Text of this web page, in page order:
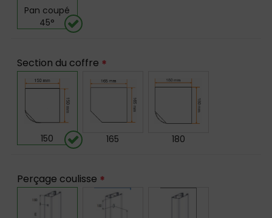
Pan coupé
45°
Section du coffre *
150 165 180
Perçage coulisse *